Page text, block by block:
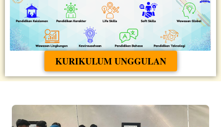
KURIKULUM UNGGULAN